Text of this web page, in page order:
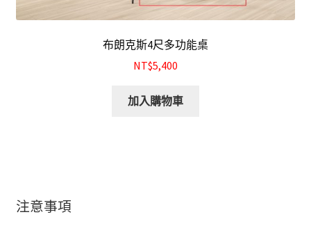
布朗克斯4尺多功能桌
NT$5,400
加入購物車
注意事項